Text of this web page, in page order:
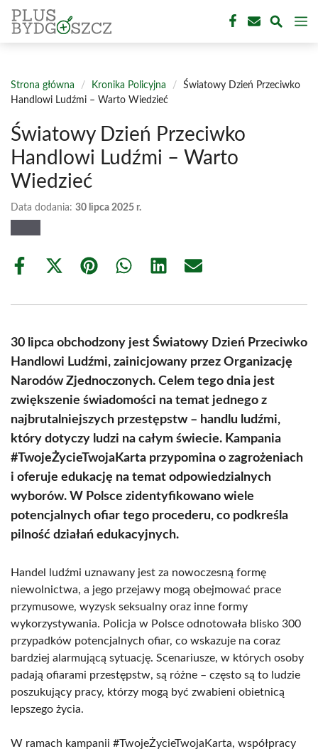
Przejdź
do
treści
Strona główna / Kronika Policyjna /
Światowy Dzień Przeciwko
Handlowi Ludźmi – Warto Wiedzieć
Światowy Dzień Przeciwko
Handlowi Ludźmi – Warto
Wiedzieć
Data dodania: 30 lipca 2025 r.
Share
Share
(Twitter)
Share Share Share Share
30 lipca obchodzony jest Światowy Dzień Przeciwko
Handlowi Ludźmi, zainicjowany przez Organizację
Narodów Zjednoczonych. Celem tego dnia jest
zwiększenie świadomości na temat jednego z
najbrutalniejszych przestępstw – handlu ludźmi,
który dotyczy ludzi na całym świecie. Kampania
#TwojeŻycieTwojaKarta przypomina o zagrożeniach
i oferuje edukację na temat odpowiedzialnych
wyborów. W Polsce zidentyfikowano wiele
potencjalnych ofiar tego procederu, co podkreśla
pilność działań edukacyjnych.
Handel ludźmi uznawany jest za nowoczesną formę
niewolnictwa, a jego przejawy mogą obejmować prace
przymusowe, wyzysk seksualny oraz inne formy
wykorzystywania. Policja w Polsce odnotowała blisko 300
przypadków potencjalnych ofiar, co wskazuje na coraz
bardziej alarmującą sytuację. Scenariusze, w których osoby
padają ofiarami przestępstw, są różne – często są to ludzie
poszukujący pracy, którzy mogą być zwabieni obietnicą
lepszego życia.
W ramach kampanii #TwojeŻycieTwojaKarta, współpracy